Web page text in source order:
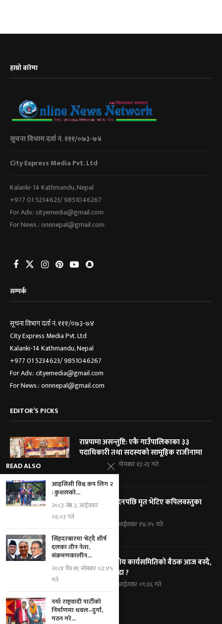
हाम्रो बारेमा
सूचना विभाग दर्ता नं. १११/०७३-७४
City Express Media Pvt. Ltd
Kalanki-14 Kathmandu, Nepal
+977 01 5234623/ 9851046267
For Adv.: cityemedia@gmail.com
For News.: onnnepal@gmail.com
सम्पर्क
सूचना विभाग दर्ता नं. १११/०७३-७४
City Express Media Pvt. Ltd
Kalanki-14 Kathmandu, Nepal
+977 01 5234623/ 9851046267
For Adv.: cityemedia@gmail.com
For News.: onnnepal@gmail.com
EDITOR’S PICKS
राप्रपामा असन्तुष्टि: एकै गाउँपालिकाका ३३
पदाधिकारी तथा सदस्यको सामूहिक राजीनामा
२०८३ श्रावण २५, सोमबार १३:२३ गते
हराएको तीन दिनपछि मृत भेटिए कपिलवस्तुका
पूर्वमेयर सिंह
२०८३ श्रावण २४, आईतवार १४:२५ गते
कांग्रेसको केन्द्रीय कार्यसमितिको बैठक आज बस्दै,
के के छन् एजेण्डा ?
२०८३ श्रावण २४, आईतवार ०९:३६ गते
READ ALSO
आइसिसी विश्व कप लिग २
: कुशलको...
२०८३ जेष्ठ ३, आईतवार
०६:०३ गते
सिंहदरबारमा भेट्दै शीर्ष
दलका तीन नेता,
संक्रमणकालीन...
२०८१ चैत्र ११, सोमबार ०३:४५
गते
नयाँ राष्ट्रवादी पार्टीको
निर्माणमा धवल–दुर्गा,
गठन गरे...